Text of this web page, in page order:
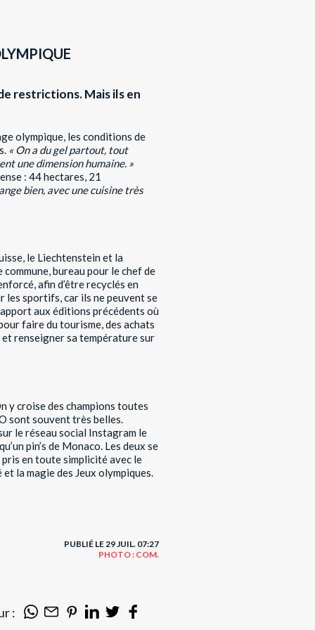
restrictions. Mais ils en
olympique, les conditions de
« On a du gel partout, tout
une dimension humaine. »
: 44 hectares, 21
bien, avec une cuisine très
le Liechtenstein et la
bureau pour le chef de
afin d’être recyclés en
les sportifs, car ils ne peuvent se
aux éditions précédents où
faire du tourisme, des achats
renseigner sa température sur
y croise des champions toutes
sont souvent très belles.
le réseau social Instagram le
pin’s de Monaco. Les deux se
en toute simplicité avec le
la magie des Jeux olympiques.
PUBLIÉ LE 29 JUIL. 07:27
PHOTO : COM.
: